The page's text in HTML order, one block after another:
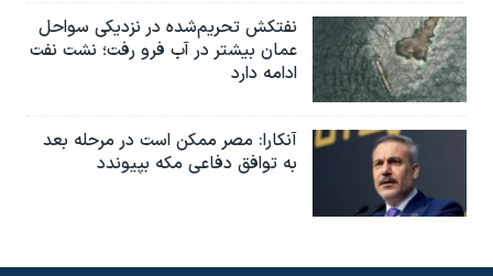
نفتکش تحریم‌شده در نزدیکی سواحل
عمان بیشتر در آب فرو رفت؛ نشت نفت
ادامه دارد
آنکارا: مصر ممکن است در مرحله بعد
به توافق دفاعی مکه بپیوندد